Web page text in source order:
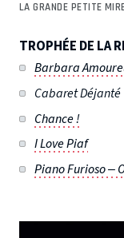
LA GRANDE PETITE
TROPHÉE DE LA
Barbara
Cabaret Déjanté
Chance !
I Love Piaf
Piano Furioso –